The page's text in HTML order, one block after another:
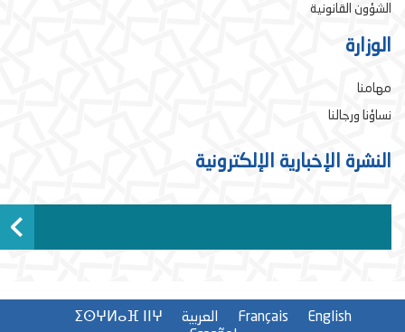
الشؤون القانونية
الوزارة
مهامنا
نساؤنا ورجالنا
النشرة الإخبارية الإلكترونية
ⵉⵙⵖⵍⴰⴼ ⵏⵏⵖ العربية Français
English